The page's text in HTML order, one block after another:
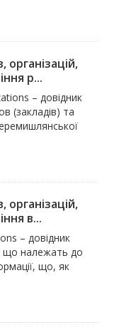
організацій,
р...
– довідник
(закладів) та
організацій,
в...
– довідник
що належать до
що, як